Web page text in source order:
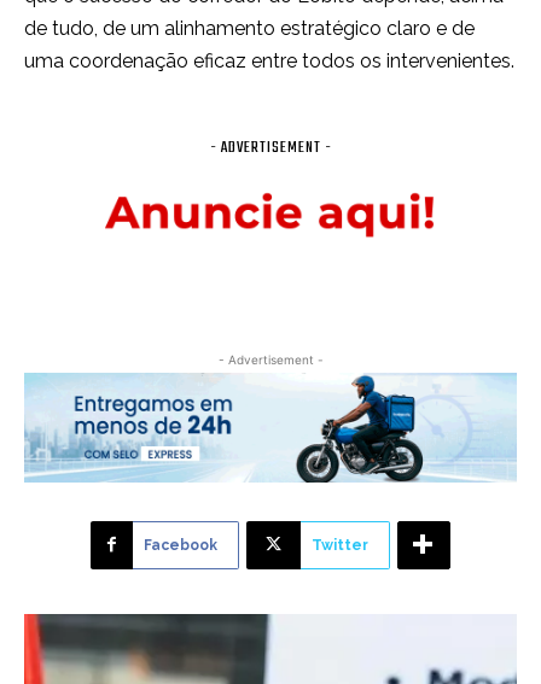
de tudo, de um alinhamento estratégico claro e de
uma coordenação eficaz entre todos os intervenientes.
- ADVERTISEMENT -
- Advertisement -
Facebook Twitter